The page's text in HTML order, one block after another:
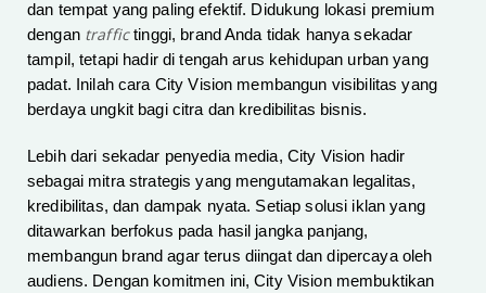
dan tempat yang paling efektif. Didukung lokasi premium
dengan traffictinggi, brand Anda tidak hanya sekadar
tampil, tetapi hadir di tengah arus kehidupan urban yang
padat. Inilah cara City Vision membangun visibilitas yang
berdaya ungkit bagi citra dan kredibilitas bisnis.
Lebih dari sekadar penyedia media, City Vision hadir
sebagai mitra strategis yang mengutamakan legalitas,
kredibilitas, dan dampak nyata. Setiap solusi iklan yang
ditawarkan berfokus pada hasil jangka panjang,
membangun brand agar terus diingat dan dipercaya oleh
audiens. Dengan komitmen ini, City Vision membuktikan